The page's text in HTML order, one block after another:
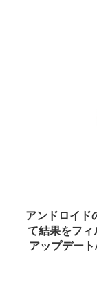
アンドロイド
て結果をフ
アップデー